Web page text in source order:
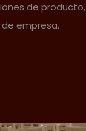
de producto,
empresa.